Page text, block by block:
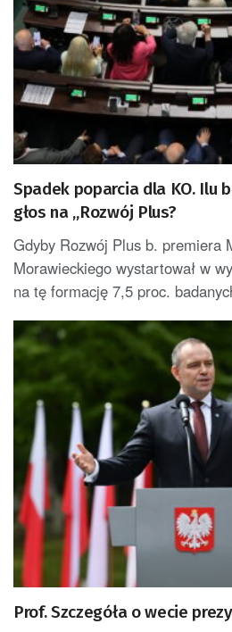
Spadek poparcia dla KO. Ilu
głos na „Rozwój Plus?
Gdyby Rozwój Plus b. premiera
Morawieckiego wystartował w
na tę formację 7,5 proc.
Prof. Szczegóła o wecie